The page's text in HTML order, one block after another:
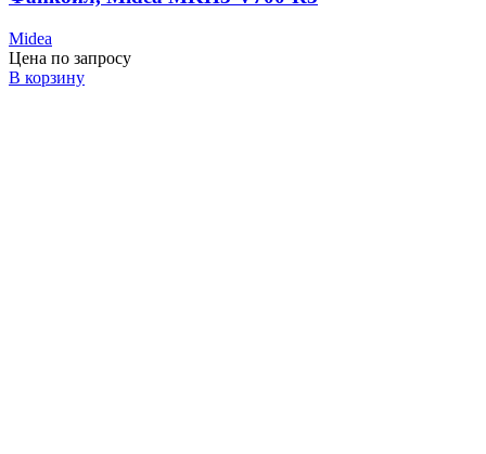
Midea
Цена по запросу
В корзину